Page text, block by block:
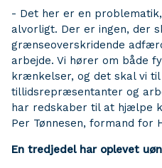
- Det her er en
alvorligt. Der er ingen, der
grænseoverskridende
arbejde. Vi hører om både
krænkelser, og det skal vi
tillidsrepræsentanter og
har redskaber til at hjælpe
Per Tønnesen, formand for
En tredjedel har oplevet